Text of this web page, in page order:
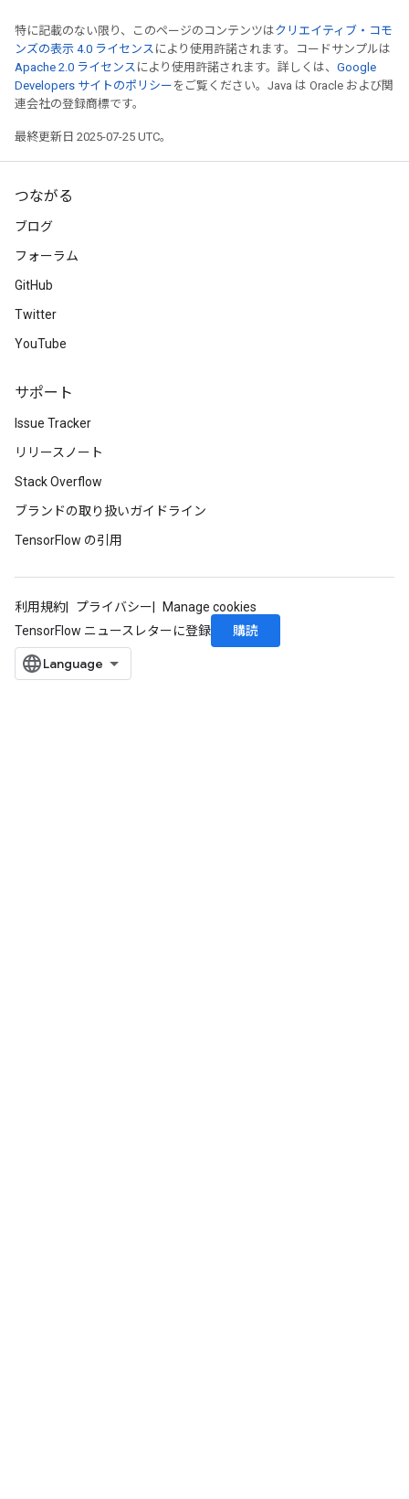
特に記載のない限り、このページのコンテンツはクリエイティブ・コモ
ンズの表示 4.0 ライセンス により使用許諾されます。コードサンプルは
Apache 2.0 ライセンス により使用許諾されます。詳しくは、 Google
Developers サイトのポリシー をご覧ください。Java は Oracle および関
連会社の登録商標です。
最終更新日 2025-07-25 UTC。
つながる
ブログ
フォーラム
GitHub
Twitter
YouTube
サポート
Issue Tracker
リリースノート
Stack Overflow
ブランドの取り扱いガイドライン
TensorFlow の引用
利用規約 プライバシー
Manage cookies
TensorFlow ニュースレターに登録
購読